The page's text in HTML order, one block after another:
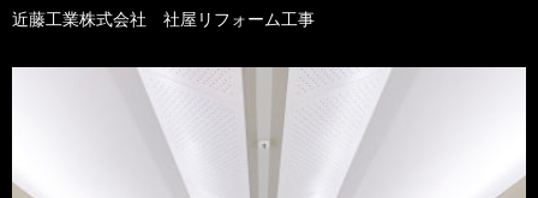
近藤工業株式会社 社屋リフォーム工事